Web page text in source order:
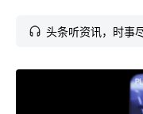
头条听资讯，时事